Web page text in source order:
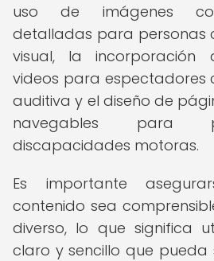
uso de imágenes
detalladas para personas
visual, la incorporación
videos para espectadores
auditiva y el diseño de
navegables para
discapacidades motoras.
Es importante
contenido sea
diverso, lo que significa
claro y sencillo que